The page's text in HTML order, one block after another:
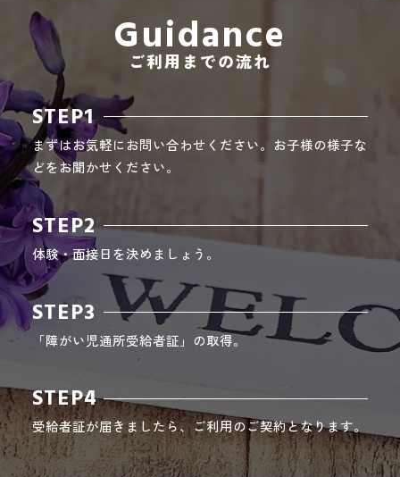
Guidance
ご利用までの流れ
STEP1
まずはお気軽にお問い合わせください。お子様の様子な
どをお聞かせください。
STEP2
体験・面接日を決めましょう。
STEP3
「障がい児通所受給者証」の取得。
STEP4
受給者証が届きましたら、ご利用のご契約となります。